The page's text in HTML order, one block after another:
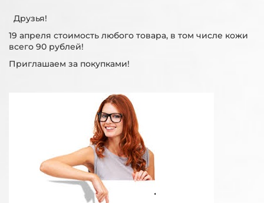
Друзья!
19 апреля стоимость любого товара, в том числе кожи
всего 90 рублей!
Приглашаем за покупками!